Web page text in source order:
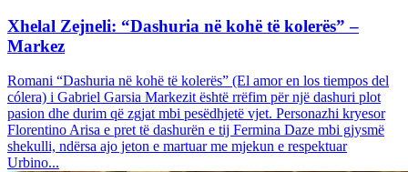
Xhelal Zejneli: “Dashuria në kohë të kolerës” –
Markez
Romani “Dashuria në kohë të kolerës” (El amor en los tiempos del
cólera) i Gabriel Garsia Markezit është rrëfim për një dashuri plot
pasion dhe durim që zgjat mbi pesëdhjetë vjet. Personazhi kryesor
Florentino Arisa e pret të dashurën e tij Fermina Daze mbi gjysmë
shekulli, ndërsa ajo jeton e martuar me mjekun e respektuar
Urbino...